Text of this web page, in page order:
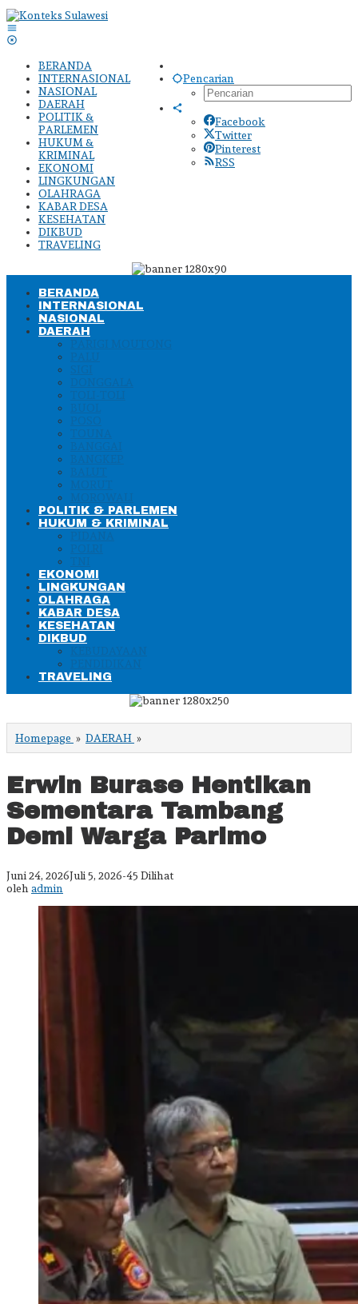
Lewati
ke
konten
Pencarian
Facebook
Twitter
Pinterest
RSS
BERANDA
INTERNASIONAL
NASIONAL
DAERAH
POLITIK &
PARLEMEN
HUKUM &
KRIMINAL
EKONOMI
LINGKUNGAN
OLAHRAGA
KABAR DESA
KESEHATAN
DIKBUD
TRAVELING
BERANDA
INTERNASIONAL
NASIONAL
DAERAH
PARIGI MOUTONG
PALU
SIGI
DONGGALA
TOLI-TOLI
BUOL
POSO
TOUNA
BANGGAI
BANGKEP
BALUT
MORUT
MOROWALI
POLITIK & PARLEMEN
HUKUM & KRIMINAL
PIDANA
POLRI
TNI
EKONOMI
LINGKUNGAN
OLAHRAGA
KABAR DESA
KESEHATAN
DIKBUD
KEBUDAYAAN
PENDIDIKAN
TRAVELING
Homepage » DAERAH »
Burase
Sementara
Tambang
Demi
Warga
Parimo
Erwin Burase Hentikan
Sementara Tambang
Demi Warga Parimo
Juni 24, 2026Juli 5, 2026oleh
-45 Dilihat
oleh admin